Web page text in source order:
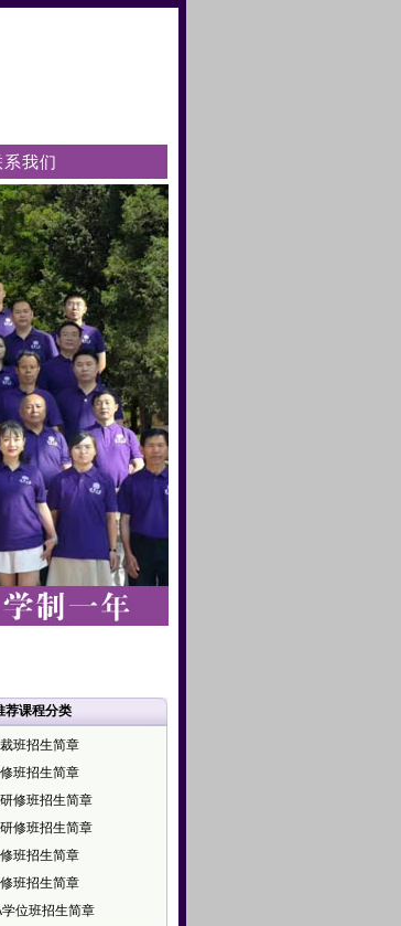
系我们
荐课程分类
班招生简章
班招生简章
修班招生简章
修班招生简章
班招生简章
班招生简章
学位班招生简章